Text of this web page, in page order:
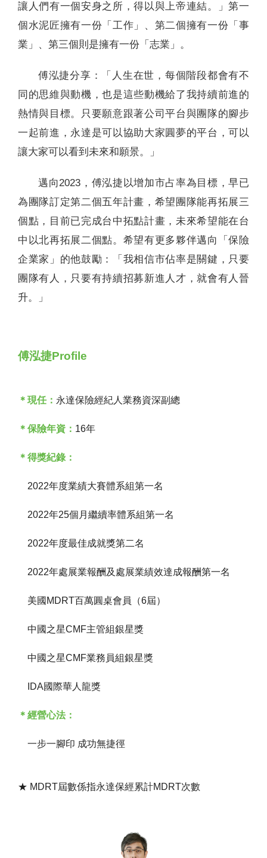
讓人們有一個安身之所，得以與上帝連結。」第一
個水泥匠擁有一份「工作」、第二個擁有一份「事
業」、第三個則是擁有一份「志業」。
傅泓捷分享：「人生在世，每個階段都會有不
同的思維與動機，也是這些動機給了我持續前進的
熱情與目標。只要願意跟著公司平台與團隊的腳步
一起前進，永達是可以協助大家圓夢的平台，可以
讓大家可以看到未來和願景。」
邁向2023，傅泓捷以增加市占率為目標，早已
為團隊訂定第二個五年計畫，希望團隊能再拓展三
個點，目前已完成台中拓點計畫，未來希望能在台
中以北再拓展二個點。希望有更多夥伴邁向「保險
企業家」的他鼓勵：「我相信市佔率是關鍵，只要
團隊有人，只要有持續招募新進人才，就會有人晉
升。」
傅泓捷Profile
＊現任： 永達保險經紀人業務資深副總
＊保險年資： 16年
＊得獎紀錄：
2022年度業績大賽體系組第一名
2022年25個月繼續率體系組第一名
2022年度最佳成就獎第二名
2022年處展業報酬及處展業績效達成報酬第一名
美國MDRT百萬圓桌會員（6屆）
中國之星CMF主管組銀星獎
中國之星CMF業務員組銀星獎
IDA國際華人龍獎
＊經營心法：
一步一腳印 成功無捷徑
★ MDRT屆數係指永達保經累計MDRT次數